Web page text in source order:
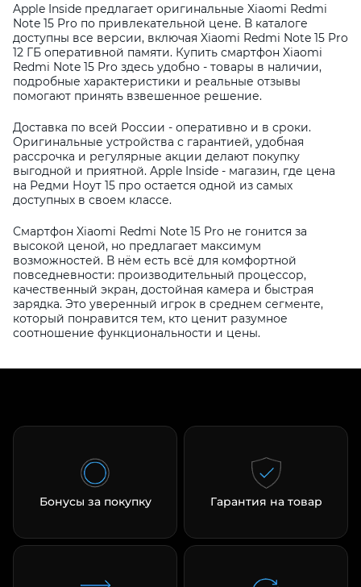
Apple Inside предлагает оригинальные Xiaomi Redmi
Note 15 Pro по привлекательной цене. В каталоге
доступны все версии, включая Xiaomi Redmi Note 15 Pro
12 ГБ оперативной памяти. Купить смартфон Xiaomi
Redmi Note 15 Pro здесь удобно - товары в наличии,
подробные характеристики и реальные отзывы
помогают принять взвешенное решение.
Доставка по всей России - оперативно и в сроки.
Оригинальные устройства с гарантией, удобная
рассрочка и регулярные акции делают покупку
выгодной и приятной. Apple Inside - магазин, где цена
на Редми Ноут 15 про остается одной из самых
доступных в своем классе.
Смартфон Xiaomi Redmi Note 15 Pro не гонится за
высокой ценой, но предлагает максимум
возможностей. В нём есть всё для комфортной
повседневности: производительный процессор,
качественный экран, достойная камера и быстрая
зарядка. Это уверенный игрок в среднем сегменте,
который понравится тем, кто ценит разумное
соотношение функциональности и цены.
Бонусы за покупку Гарантия на товар